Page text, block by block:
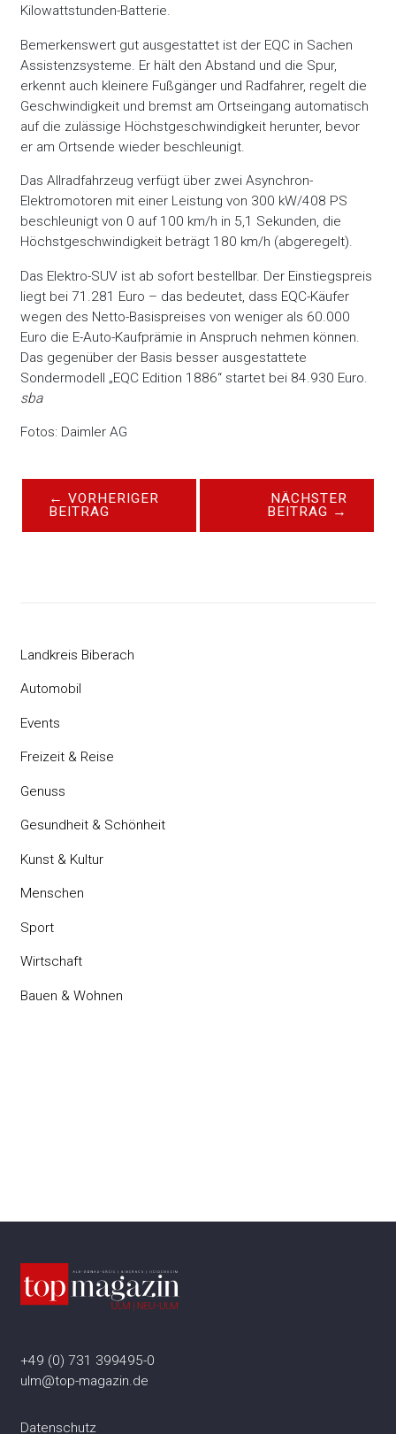
Kilowattstunden-Batterie.
Bemerkenswert gut ausgestattet ist der EQC in Sachen
Assistenzsysteme. Er hält den Abstand und die Spur,
erkennt auch kleinere Fußgänger und Radfahrer, regelt die
Geschwindigkeit und bremst am Ortseingang automatisch
auf die zulässige Höchstgeschwindigkeit herunter, bevor
er am Ortsende wieder beschleunigt.
Das Allradfahrzeug verfügt über zwei Asynchron-
Elektromotoren mit einer Leistung von 300 kW/408 PS
beschleunigt von 0 auf 100 km/h in 5,1 Sekunden, die
Höchstgeschwindigkeit beträgt 180 km/h (abgeregelt).
Das Elektro-SUV ist ab sofort bestellbar. Der Einstiegspreis
liegt bei 71.281 Euro – das bedeutet, dass EQC-Käufer
wegen des Netto-Basispreises von weniger als 60.000
Euro die E-Auto-Kaufprämie in Anspruch nehmen können.
Das gegenüber der Basis besser ausgestattete
Sondermodell „EQC Edition 1886“ startet bei 84.930 Euro.
sba
Fotos: Daimler AG
← VORHERIGER
BEITRAG
NÄCHSTER
BEITRAG →
Landkreis Biberach
Automobil
Events
Freizeit & Reise
Genuss
Gesundheit & Schönheit
Kunst & Kultur
Menschen
Sport
Wirtschaft
Bauen & Wohnen
+49 (0) 731 399495-0
ulm@top-magazin.de
Datenschutz